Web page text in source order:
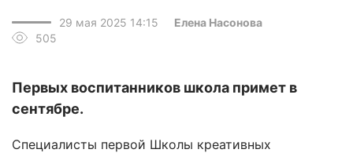
29 мая 2025 14:15
Елена Насонова
505
Первых воспитанников школа примет в
сентябре.
Специалисты первой Школы креативных